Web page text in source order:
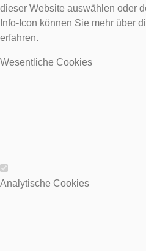
dieser Website auswählen oder
Info-Icon können Sie mehr über
erfahren.
Wesentliche Cookies
Wesentliche Cookies
Analytische Cookies